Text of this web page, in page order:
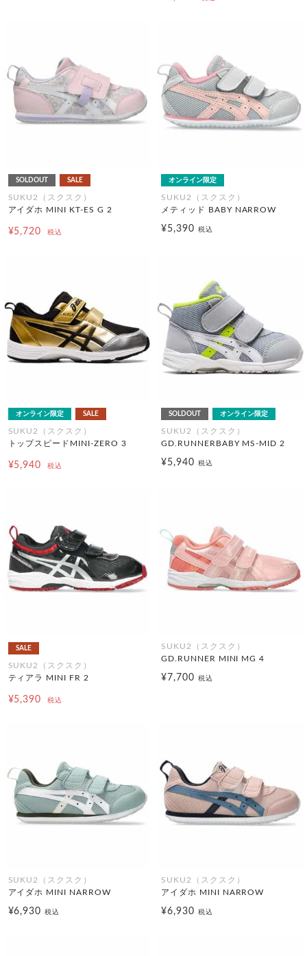
SOLDOUT SALE
SUKU2（スクスク）
アイダホ MINI KT-ES G 2
¥5,720 税込
オンライン限定
SUKU2（スクスク）
メティッド BABY NARROW
¥5,390 税込
オンライン限定 SALE
SUKU2（スクスク）
トップスピードMINI-ZERO 3
¥5,940 税込
SOLDOUT オンライン限定
SUKU2（スクスク）
GD.RUNNERBABY MS-MID 2
¥5,940 税込
SALE
SUKU2（スクスク）
ティアラ MINI FR 2
¥5,390 税込
SUKU2（スクスク）
GD.RUNNER MINI MG 4
¥7,700 税込
SUKU2（スクスク）
アイダホ MINI NARROW
¥6,930税込
SUKU2（スクスク）
アイダホ MINI NARROW
¥6,930 税込